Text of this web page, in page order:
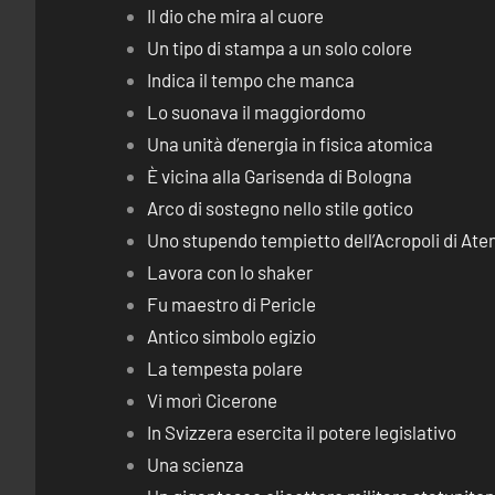
Il dio che mira al cuore
Un tipo di stampa a un solo colore
Indica il tempo che manca
Lo suonava il maggiordomo
Una unità d’energia in fisica atomica
È vicina alla Garisenda di Bologna
Arco di sostegno nello stile gotico
Uno stupendo tempietto dell’Acropoli di
Lavora con lo shaker
Fu maestro di Pericle
Antico simbolo egizio
La tempesta polare
Vi morì Cicerone
In Svizzera esercita il potere legislativo
Una scienza